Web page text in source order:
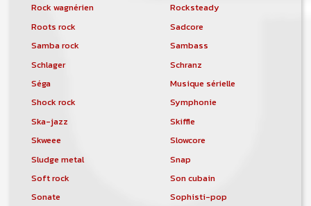
Rock wagnérien
Rocksteady
Roots rock
Sadcore
Samba rock
Sambass
Schlager
Schranz
Séga
Musique sérielle
Shock rock
Symphonie
Ska-jazz
Skiffle
Skweee
Slowcore
Sludge metal
Snap
Soft rock
Son cubain
Sonate
Sophisti-pop